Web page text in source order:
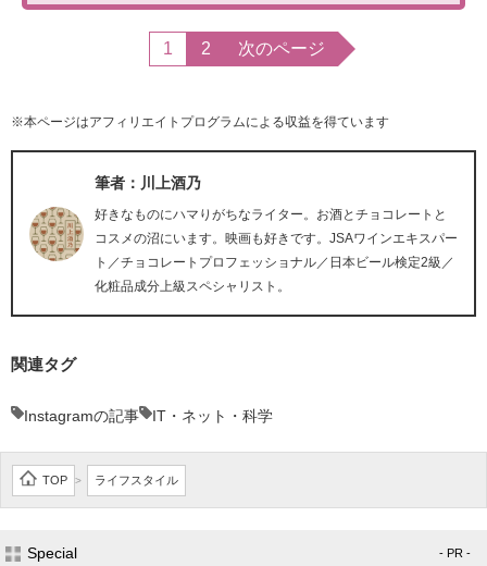
1 2 次のページ
※本ページはアフィリエイトプログラムによる収益を得ています
筆者：川上酒乃
好きなものにハマりがちなライター。お酒とチョコレートと
コスメの沼にいます。映画も好きです。JSAワインエキスパー
ト／チョコレートプロフェッショナル／日本ビール検定2級／
化粧品成分上級スペシャリスト。
関連タグ
Instagramの記事 IT・ネット・科学
TOP > ライフスタイル
Special - PR -